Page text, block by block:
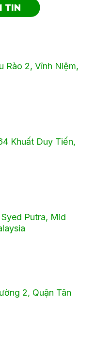
TIN
Rào 2, Vĩnh Niệm,
Khuất Duy Tiến,
Putra, Mid
2, Quận Tân